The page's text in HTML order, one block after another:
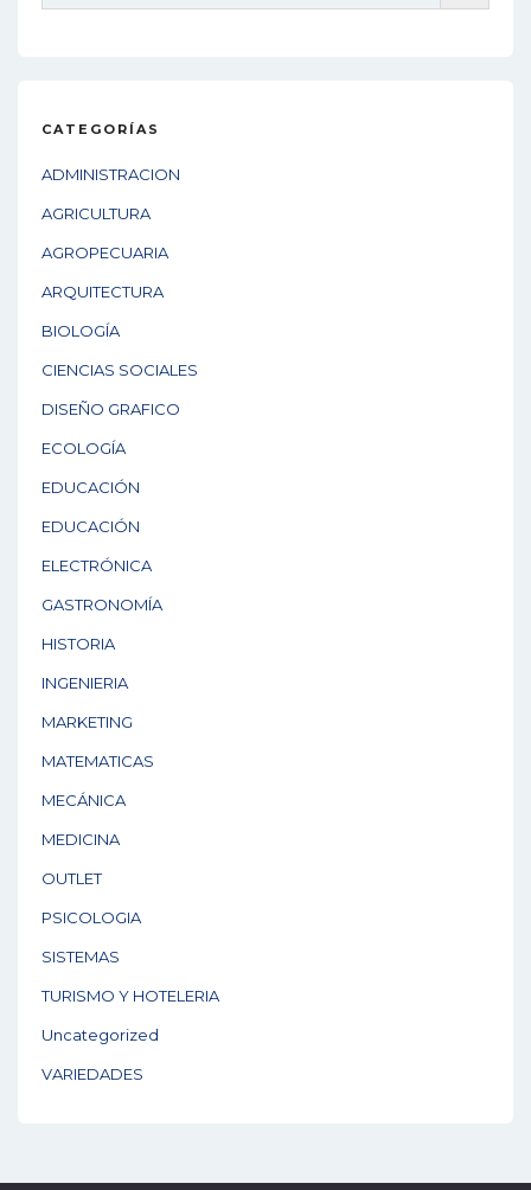
CATEGORÍAS
ADMINISTRACION
AGRICULTURA
AGROPECUARIA
ARQUITECTURA
BIOLOGÍA
CIENCIAS SOCIALES
DISEÑO GRAFICO
ECOLOGÍA
EDUCACIÓN
EDUCACIÓN
ELECTRÓNICA
GASTRONOMÍA
HISTORIA
INGENIERIA
MARKETING
MATEMATICAS
MECÁNICA
MEDICINA
OUTLET
PSICOLOGIA
SISTEMAS
TURISMO Y HOTELERIA
Uncategorized
VARIEDADES